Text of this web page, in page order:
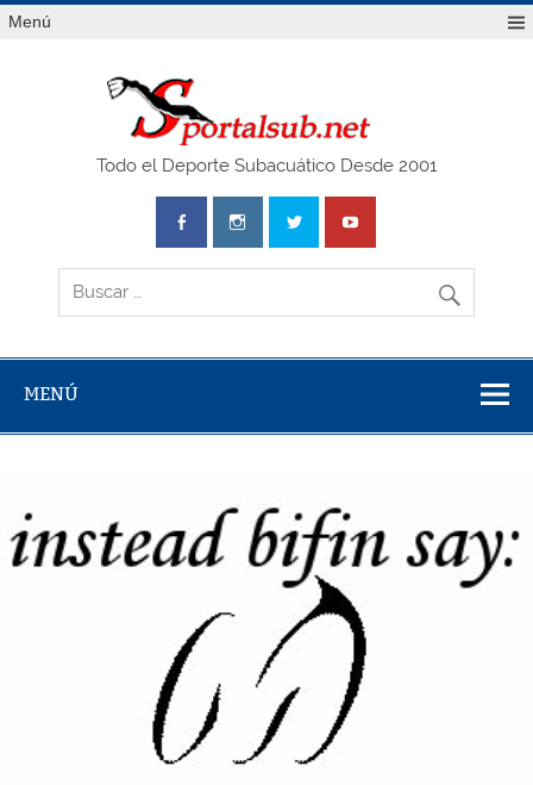
Saltar
alMenú
Todo el Deporte Subacuático Desde 2001
MENÚ